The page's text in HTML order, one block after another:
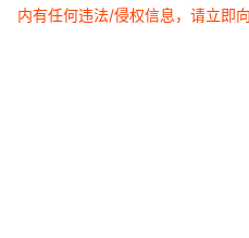
内有任何违法/侵权信息，请立即